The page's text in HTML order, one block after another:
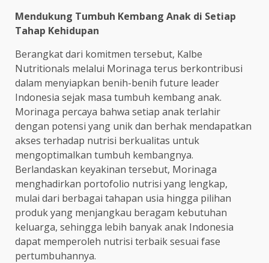
Mendukung Tumbuh Kembang Anak di Setiap
Tahap Kehidupan
Berangkat dari komitmen tersebut, Kalbe
Nutritionals melalui Morinaga terus berkontribusi
dalam menyiapkan benih-benih future leader
Indonesia sejak masa tumbuh kembang anak.
Morinaga percaya bahwa setiap anak terlahir
dengan potensi yang unik dan berhak mendapatkan
akses terhadap nutrisi berkualitas untuk
mengoptimalkan tumbuh kembangnya.
Berlandaskan keyakinan tersebut, Morinaga
menghadirkan portofolio nutrisi yang lengkap,
mulai dari berbagai tahapan usia hingga pilihan
produk yang menjangkau beragam kebutuhan
keluarga, sehingga lebih banyak anak Indonesia
dapat memperoleh nutrisi terbaik sesuai fase
pertumbuhannya.